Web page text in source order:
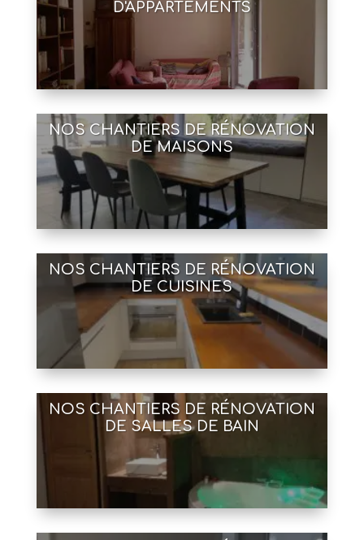
D'APPARTEMENTS
NOS CHANTIERS DE RÉNOVATION
DE MAISONS
NOS CHANTIERS DE RÉNOVATION
DE CUISINES
NOS CHANTIERS DE RÉNOVATION
DE SALLES DE BAIN